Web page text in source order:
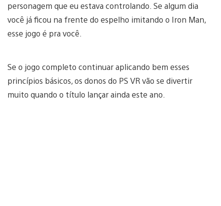
personagem que eu estava controlando. Se algum dia
você já ficou na frente do espelho imitando o Iron Man,
esse jogo é pra você.
Se o jogo completo continuar aplicando bem esses
princípios básicos, os donos do PS VR vão se divertir
muito quando o título lançar ainda este ano.